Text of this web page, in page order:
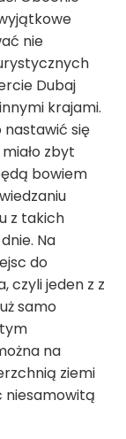
nie
Dubaj
krajami.
nastawić się
zbyt
bowiem
z takich
Na
do
czyli jeden z z
samo
na
ziemi
niesamowitą